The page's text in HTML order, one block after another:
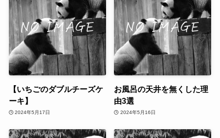
【いちごのダブルチーズケ
ーキ】
2024年5月17日
お風呂の天井を無くした理
由3選
2024年5月16日